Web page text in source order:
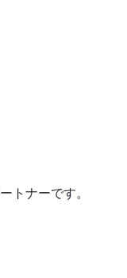
トナーです。